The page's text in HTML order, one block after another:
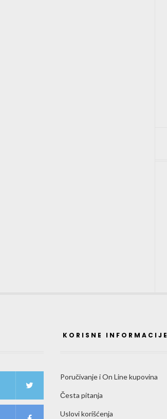
KORISNE INFORMACIJE
Poručivanje i On Line kupovina
Česta pitanja
Uslovi korišćenja